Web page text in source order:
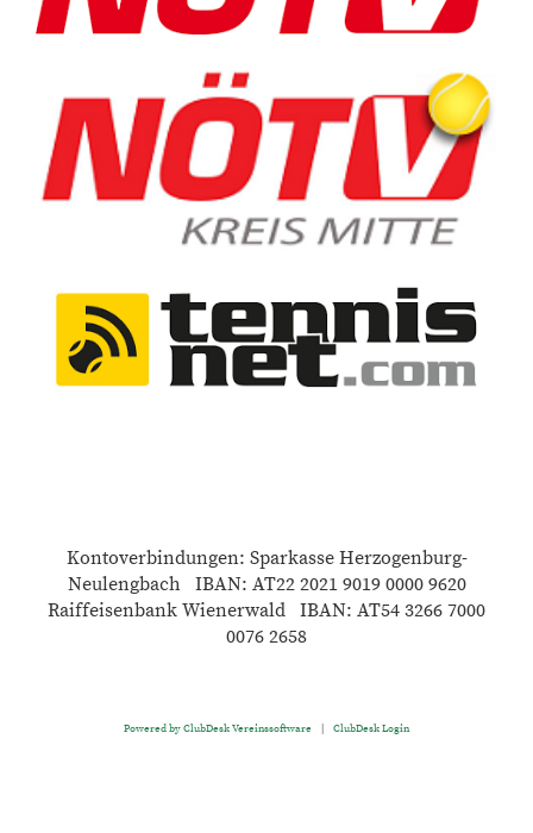
Kontoverbindungen: Sparkasse Herzogenburg-
Neulengbach IBAN: AT22 2021 9019 0000 9620
Raiffeisenbank Wienerwald IBAN: AT54 3266 7000
0076 2658
Powered by ClubDesk Vereinssoftware | ClubDesk Login